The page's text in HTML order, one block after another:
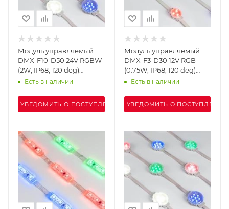
Модуль управляемый
DMX-F10-D50 24V RGBW
(2W, IP68, 120 deg)
(Arlight, Пластик, 3 года)
Есть в наличии
УВЕДОМИТЬ О ПОСТУПЛЕНИИ
Модуль управляемый
DMX-F3-D30 12V RGB
(0.75W, IP68, 120 deg)
(Arlight, Пластик, 3 года)
Есть в наличии
УВЕДОМИТЬ О ПОСТУПЛЕНИИ